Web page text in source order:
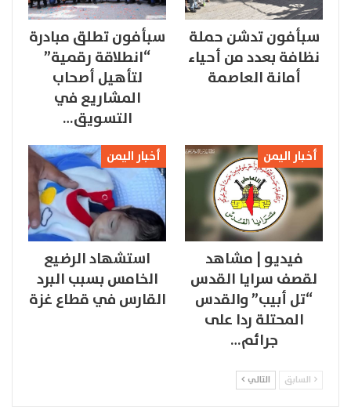
سبأفون تدشن حملة
نظافة بعدد من أحياء
أمانة العاصمة
سبأفون تطلق مبادرة
“انطلاقة رقمية”
لتأهيل أصحاب
المشاريع في
التسويق…
أخبار اليمن
فيديو | مشاهد
لقصف سرايا القدس
“تل أبيب” والقدس
المحتلة ردا على
جرائم…
أخبار اليمن
استشهاد الرضيع
الخامس بسبب البرد
القارس في قطاع غزة
السابق التالي